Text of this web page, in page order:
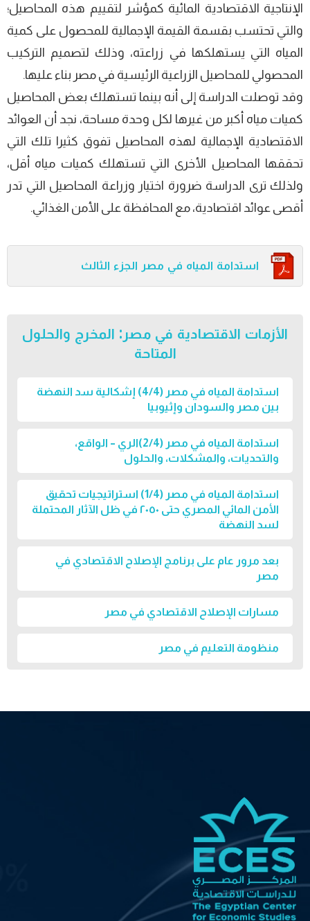
الإنتاجیة الاقتصادیة المائیة كمؤشر لتقییم هذه المحاصیل؛
والتي تحتسب بقسمة القیمة الإجمالیة للمحصول على كمیة
المیاه التي یستھلكھا في زراعته، وذلك لتصمیم التركیب
المحصولي للمحاصیل الزراعیة الرئیسیة في مصر بناء علیھا.
وقد توصلت الدراسة إلى أنه بینما تستھلك بعض المحاصیل
كمیات میاه أكبر من غیرها لكل وحدة مساحة، نجد أن العوائد
الاقتصادیة الإجمالیة لھذه المحاصیل تفوق كثیرا تلك التي
تحققھا المحاصیل الأخرى التي تستھلك كمیات میاه أقل،
ولذلك ترى الدراسة ضرورة اختیار وزراعة المحاصیل التي تدر
أقصى عوائد اقتصادیة، مع المحافظة على الأمن الغذائي.
استدامة المياه في مصر الجزء الثالث
الأزمات الاقتصادية في مصر: المخرج والحلول
المتاحة
استدامة المياه في مصر (4/4) إشكالية سد النهضة
بين مصر والسودان وإثيوبيا
استدامة المياه في مصر (2/4)الري – الواقع،
والتحديات، والمشكلات، والحلول
استدامة المياه في مصر (1/4) استراتيجيات تحقيق
اﻷمن الماﺋﻲ المصري حتى ٢٠٥٠ ﻓﻲ ظل اﻵﺛﺎر المحتملة
لسد النهضة
بعد مرور عام على برنامج الإصلاح الاقتصادي في
مصر
مسارات الإصلاح الاقتصادي في مصر
منظومة التعليم في مصر